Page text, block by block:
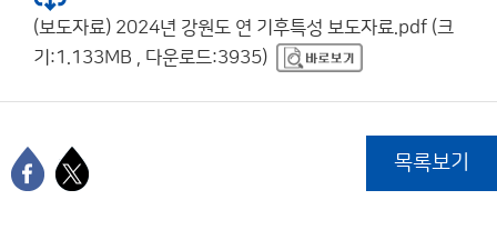
(보도자료) 2024년 강원도 연 기후특성 보도자료.pdf (크
기:1.133MB , 다운로드:3935)
목록보기